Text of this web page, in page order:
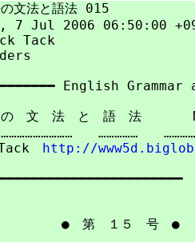
文法と語法 015
7 Jul 2006 06:50:00
Tack
English Grammar
　文　法　と　語　法　　　
　　……………　　
http://
第　１５　号 ●